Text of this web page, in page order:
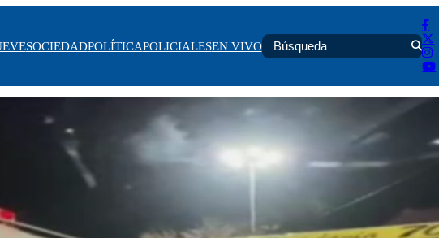
SOCIEDADPOLÍTICAPOLICIALESEN VIVO